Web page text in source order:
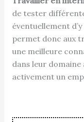
de tester
éventuellement
permet donc aux
une meilleure
dans leur domaine
activement un